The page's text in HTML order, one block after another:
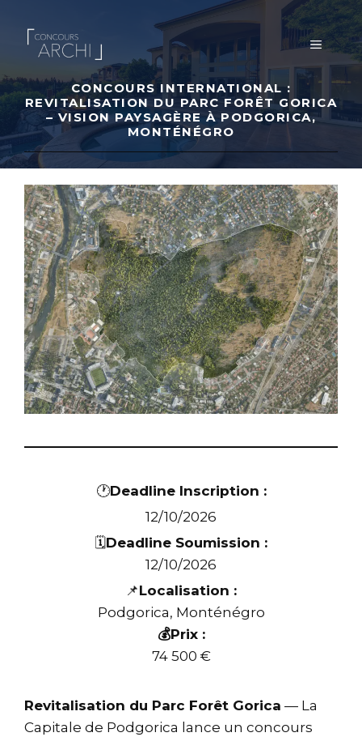
contenu
MENU
CONCOURS INTERNATIONAL :
REVITALISATION DU PARC FORÊT GORICA
– VISION PAYSAGÈRE À PODGORICA,
MONTÉNÉGRO
🕐Deadline Inscription :
12/10/2026
🗓️Deadline Soumission :
12/10/2026
📌Localisation :
Podgorica, Monténégro
💰Prix :
74 500 €
Revitalisation du Parc Forêt Gorica — La
Capitale de Podgorica lance un concours